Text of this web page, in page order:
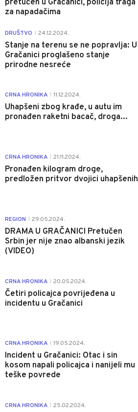
pretučen u Gračanici, policija traga
za napadačima
DRUŠTVO 24.12.2024.
Stanje na terenu se ne popravlja: U
Gračanici proglašeno stanje
prirodne nesreće
CRNA HRONIKA 11.12.2024.
Uhapšeni zbog krađe, u autu im
pronađen raketni bacač, droga...
CRNA HRONIKA 21.11.2024.
Pronađen kilogram droge,
predložen pritvor dvojici uhapšenih
REGION 29.05.2024.
DRAMA U GRAČANICI Pretučen
Srbin jer nije znao albanski jezik
(VIDEO)
CRNA HRONIKA 20.05.2024.
Četiri policajca povrijeđena u
incidentu u Gračanici
CRNA HRONIKA 19.05.2024.
Incident u Gračanici: Otac i sin
kosom napali policajca i nanijeli mu
teške povrede
CRNA HRONIKA 25.02.2024.